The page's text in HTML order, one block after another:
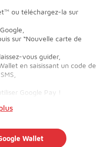
ou téléchargez-la sur
sur “Nouvelle carte de
vous guider,
en saisissant un code de
Google Pay !
Wallet